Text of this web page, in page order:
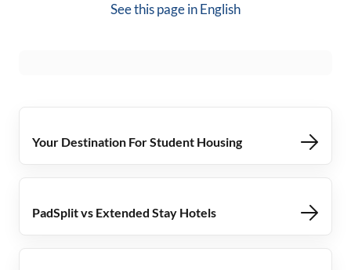
See this page inEnglish
Your Destination For Student Housing
PadSplit vs Extended Stay Hotels